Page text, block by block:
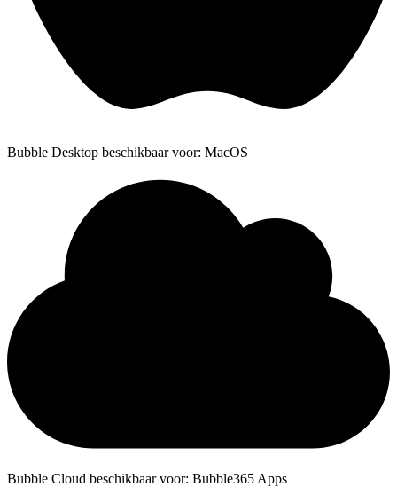
Bubble Desktop beschikbaar voor: MacOS
Bubble Cloud beschikbaar voor: Bubble365 Apps